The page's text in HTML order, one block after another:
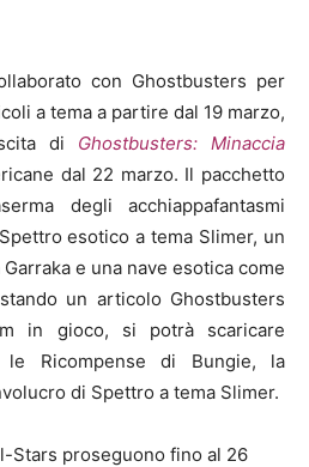
con Ghostbusters per
a tema a partire dal 19 marzo,
di Ghostbusters: Minaccia
dal 22 marzo. Il pacchetto
degli acchiappafantasmi
esotico a tema Slimer, un
e una nave esotica come
un articolo Ghostbusters
in gioco, si potrà scaricare
le Ricompense di Bungie, la
di Spettro a tema Slimer.
Stars proseguono fino al 26